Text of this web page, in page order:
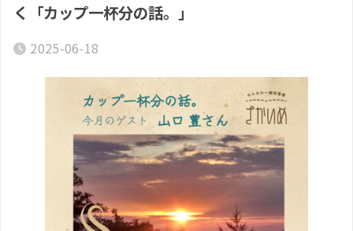
く「カップ一杯分の話。」
2025-06-18